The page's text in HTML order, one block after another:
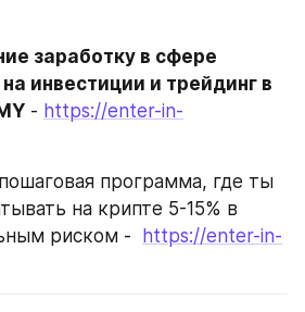
заработку в сфере
инвестиции и трейдинг в
- https://enter-in-
программа, где ты
на крипте 5-15% в
риском -
https://enter-in-